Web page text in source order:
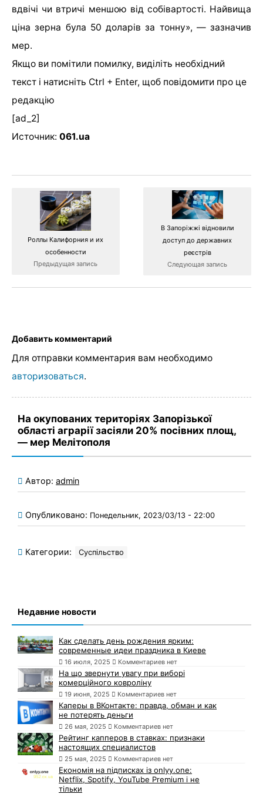
вдвічі чи втричі меншою від собівартості. Найвища
ціна зерна була 50 доларів за тонну», — зазначив
мер.
Якщо ви помітили помилку, виділіть необхідний
текст і натисніть Ctrl + Enter, щоб повідомити про це
редакцію
[ad_2]
Источник: 061.ua
Роллы Калифорния и их
особенности
Предыдущая запись
В Запоріжжі відновили
доступ до державних
реєстрів
Следующая запись
Добавить комментарий
Для отправки комментария вам необходимо
авторизоваться.
На окупованих територіях Запорізької
області аграрії засіяли 20% посівних площ,
— мер Мелітополя
Автор: admin
Опубликовано: Понедельник, 2023/03/13 - 22:00
Категории: Суспільство
Недавние новости
Как сделать день рождения ярким:
современные идеи праздника в Киеве
16 июля, 2025 Комментариев нет
На що звернути увагу при виборі
комерційного ковроліну
19 июня, 2025 Комментариев нет
Каперы в ВКонтакте: правда, обман и как
не потерять деньги
26 мая, 2025 Комментариев нет
Рейтинг капперов в ставках: признаки
настоящих специалистов
25 мая, 2025 Комментариев нет
Економія на підписках із onlyy.one:
Netflix, Spotify, YouTube Premium і не
тільки